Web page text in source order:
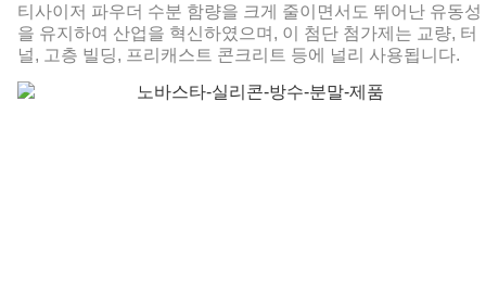
티사이저 파우더 수분 함량을 크게 줄이면서도 뛰어난 유동성
을 유지하여 산업을 혁신하였으며, 이 첨단 첨가제는 교량, 터
널, 고층 빌딩, 프리캐스트 콘크리트 등에 널리 사용됩니다.